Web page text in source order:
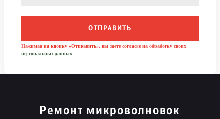
ОТПРАВИТЬ
Нажимая на кнопку «Отправить», вы даете согласие на обработку своих
персональных данных
Ремонт микроволновок